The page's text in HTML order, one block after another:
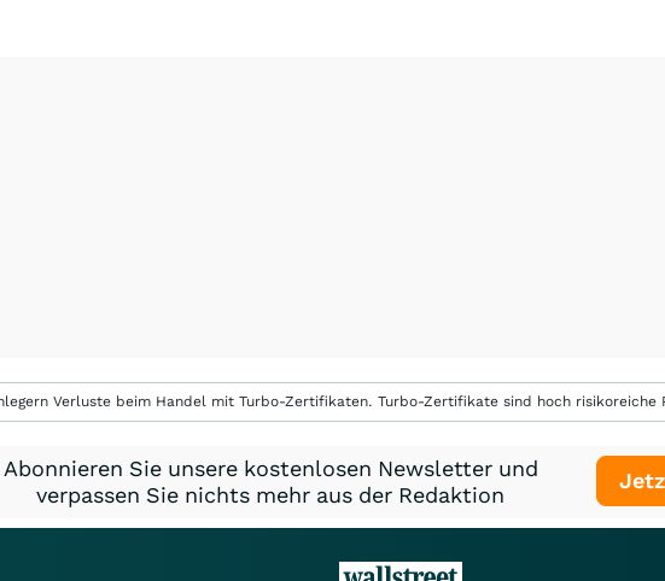
Verluste beim Handel mit Turbo-Zertifikaten. Turbo-Zertifikate sind hoch
Abonnieren Sie unsere kostenlosen Newsletter und
verpassen Sie nichts mehr aus der Redaktion